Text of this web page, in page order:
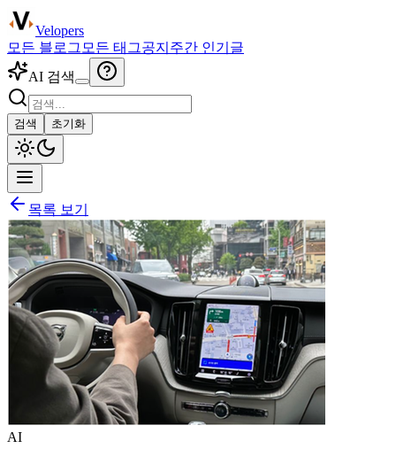
Velopers
모든 블로그 모든 태그공지 주간 인기글
AI 검색
검색 초기화
목록 보기
AI